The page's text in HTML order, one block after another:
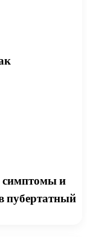
симптомы и
пубертатный